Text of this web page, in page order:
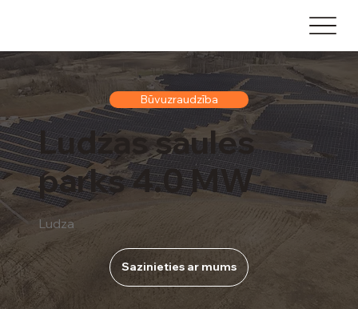
Būvuzraudzība
Ludzas saules
parks 4.0 MW
Ludza
Sazinieties ar mums